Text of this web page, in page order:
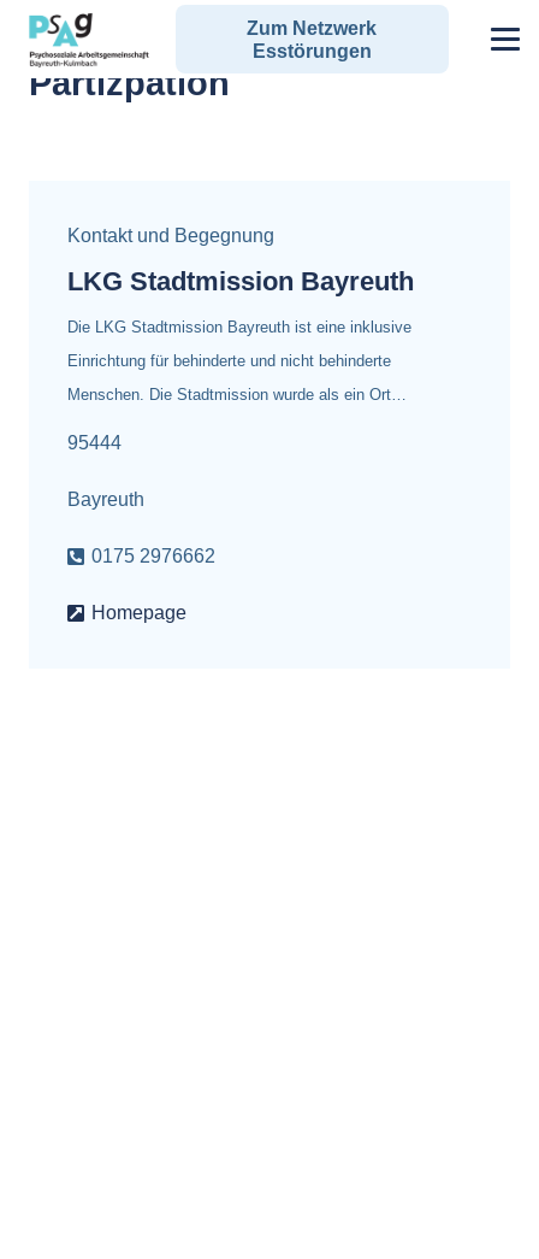
Zum Netzwerk
Esstörungen
Alle Angebote zum Schlagwort:
Partizpation
Kontakt und Begegnung
LKG Stadtmission Bayreuth
Die LKG Stadtmission Bayreuth ist eine inklusive
Einrichtung für behinderte und nicht behinderte
Menschen. Die Stadtmission wurde als ein Ort…
95444
Bayreuth
0175 2976662
Homepage